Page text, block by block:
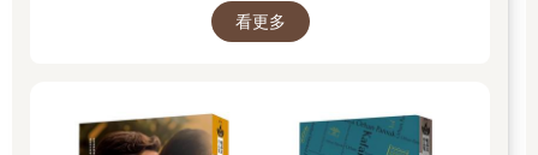
適合選擇刪除，適合偽裝情侶
唯一能包容我所有不完美的人撇撇嘴
看更多